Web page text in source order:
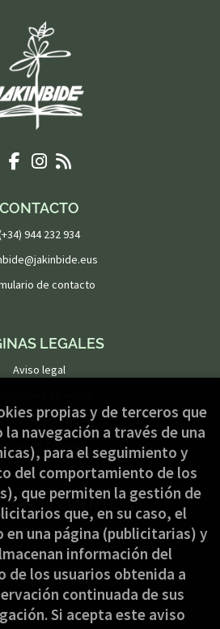
CONTACTO
944 232 934
de contacto
LEGALES
Aviso legal
de privacidad
Política de Cookies
AL CLIENTE
Quiénes somos
especiales
de desistimiento
propias y de terceros que
navegación a través de una
para el seguimiento y
del comportamiento de los
que permiten la gestión de
que, en su caso, el
una página (publicitarias) y
información del
de los usuarios obtenida a
continuada de sus
Si acepta este aviso